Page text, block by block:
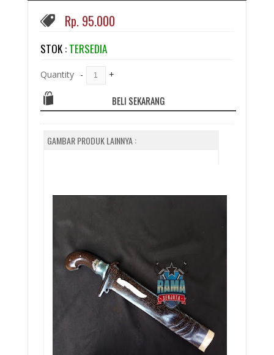
Rp. 95.000
STOK : TERSEDIA
Quantity - +
BELI SEKARANG
GAMBAR PRODUK LAINNYA :